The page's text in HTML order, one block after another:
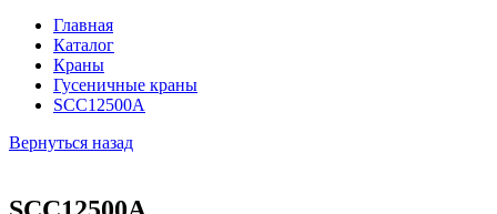
Главная
Каталог
Краны
Гусеничные краны
SCC12500A
Вернуться назад